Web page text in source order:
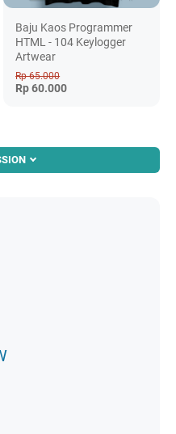
Baju Kaos Programmer
HTML - 104 Keylogger
Artwear
Rp 65.000
Rp 60.000